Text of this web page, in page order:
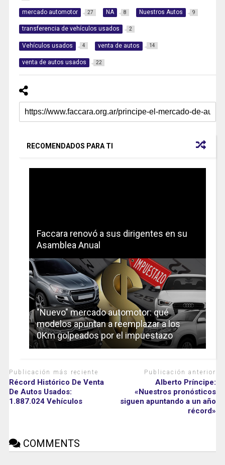
mercado automotor 27 NA 8 Nuestros Autos 9
transferencia de vehículos usados 2
Vehículos usados 4 venta de autos 14
venta de autos usados 22
RECOMENDADOS PARA TI
Faccara renovó a sus dirigentes en su
Asamblea Anual
"Nuevo" mercado automotor: qué
modelos apuntan a reemplazar a los
0Km golpeados por el impuestazo
Publicación más reciente
Récord Histórico De Venta
De Autos Usados:
1.887.024 Vehículos
Publicación anterior
Alberto Príncipe:
«Nuestros pronósticos
siguen apuntando a un año
récord»
COMMENTS